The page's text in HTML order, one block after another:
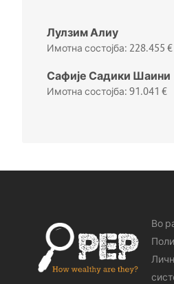
Лулзим Алиу
228.455 €
Сафије Садики Шаини
91.041 €
Во